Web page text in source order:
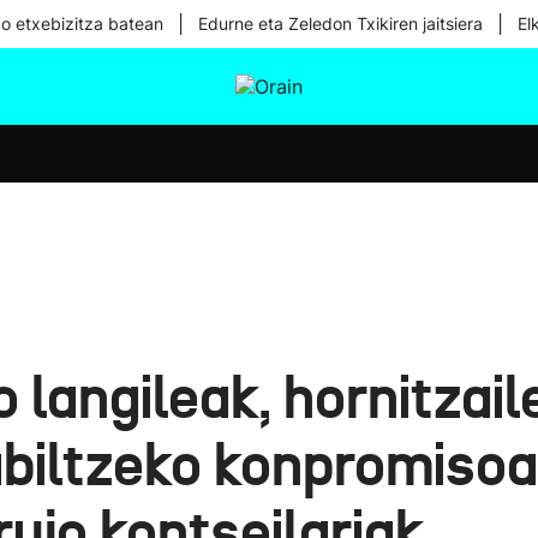
etxebizitza batean Edurne eta Zeledon Txikiren jaitsiera
langileak,